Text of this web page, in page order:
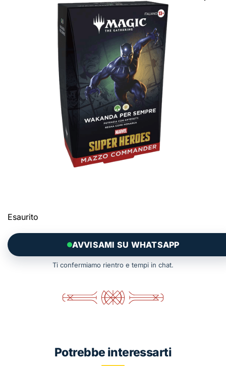
Esaurito
AVVISAMI SU WHATSAPP
Ti confermiamo rientro e tempi in chat.
Potrebbe interessarti